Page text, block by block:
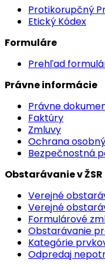
Protikorupčný
Etický Kódex
Formuláre
Prehľad
Právne informácie
Právne
Faktúry
Zmluvy
Ochrana
Bezpečnostná
Obstarávanie v ŽSR
Verejné
Verejné
Formulárové
Obstarávanie
Kategórie
Odpredaj